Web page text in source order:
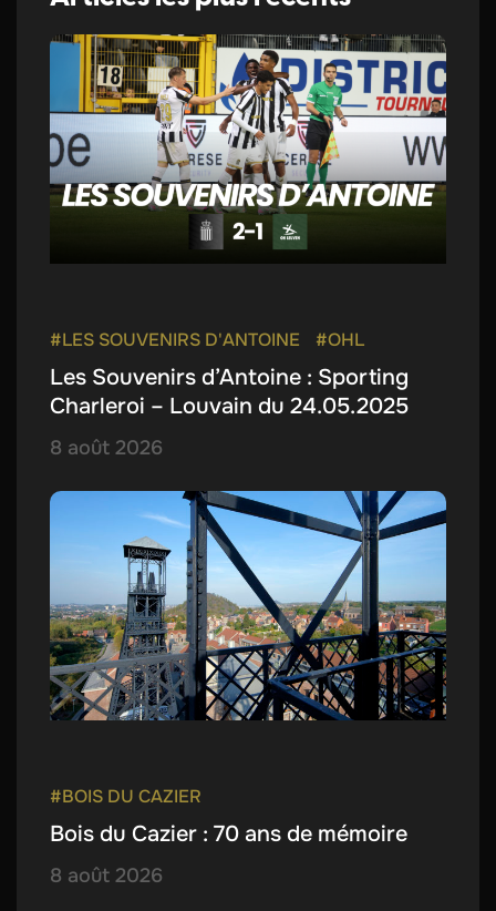
#LES SOUVENIRS D'ANTOINE #OHL
Les Souvenirs d’Antoine : Sporting
Charleroi – Louvain du 24.05.2025
8 août 2026
#BOIS DU CAZIER
Bois du Cazier : 70 ans de mémoire
8 août 2026